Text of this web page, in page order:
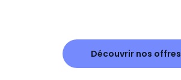
Découvrir nos offres